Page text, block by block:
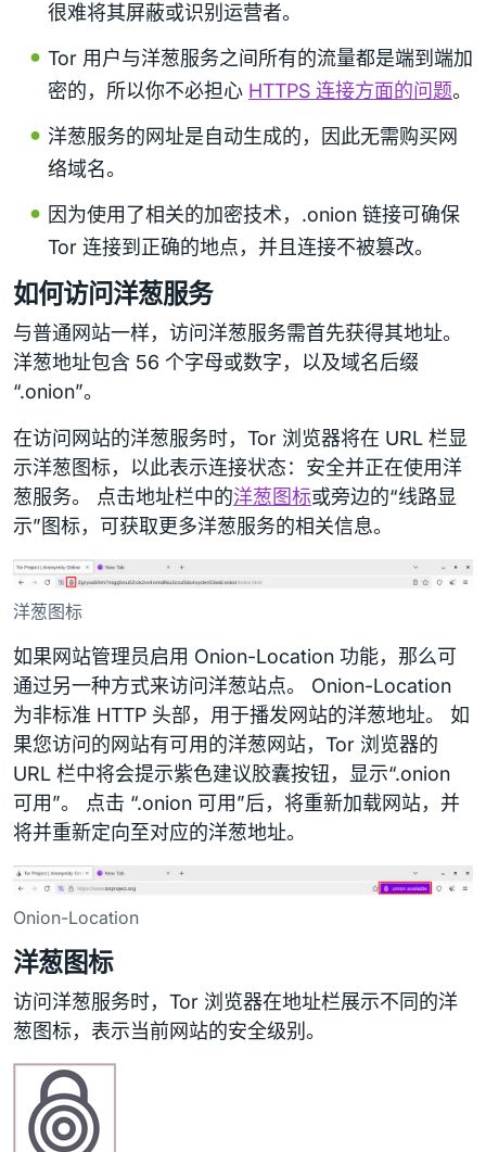
很难将其屏蔽或识别运营者。
Tor 用户与洋葱服务之间所有的流量都是端到端加
密的，所以你不必担心 HTTPS 连接方面的问题。
洋葱服务的网址是自动生成的，因此无需购买网
络域名。
因为使用了相关的加密技术，.onion 链接可确保
Tor 连接到正确的地点，并且连接不被篡改。
如何访问洋葱服务
与普通网站一样，访问洋葱服务需首先获得其地址。
洋葱地址包含 56 个字母或数字，以及域名后缀
“.onion”。
在访问网站的洋葱服务时，Tor 浏览器将在 URL 栏显
示洋葱图标，以此表示连接状态：安全并正在使用洋
葱服务。 点击地址栏中的洋葱图标或旁边的“线路显
示”图标，可获取更多洋葱服务的相关信息。
洋葱图标
如果网站管理员启用 Onion-Location 功能，那么可
通过另一种方式来访问洋葱站点。 Onion-Location
为非标准 HTTP 头部，用于播发网站的洋葱地址。 如
果您访问的网站有可用的洋葱网站，Tor 浏览器的
URL 栏中将会提示紫色建议胶囊按钮，显示“.onion
可用”。 点击 “.onion 可用”后，将重新加载网站，并
将并重新定向至对应的洋葱地址。
Onion-Location
洋葱图标
访问洋葱服务时，Tor 浏览器在地址栏展示不同的洋
葱图标，表示当前网站的安全级别。